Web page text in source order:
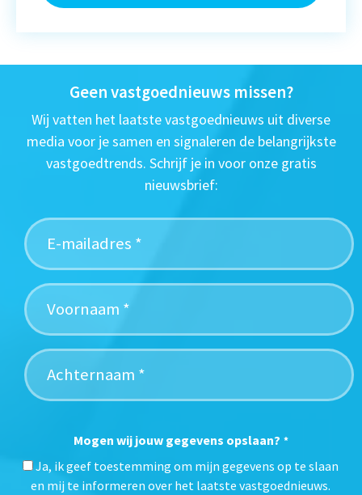
Geen vastgoednieuws missen?
Wij vatten het laatste vastgoednieuws uit diverse
media voor je samen en signaleren de belangrijkste
vastgoedtrends. Schrijf je in voor onze gratis
nieuwsbrief:
Mogen wij jouw gegevens opslaan? *
Ja, ik geef toestemming om mijn gegevens op te slaan
en mij te informeren over het laatste vastgoednieuws.